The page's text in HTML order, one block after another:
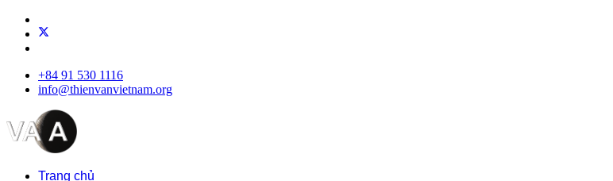
+84 91 530 1116
info@thienvanvietnam.org
Trang chủ